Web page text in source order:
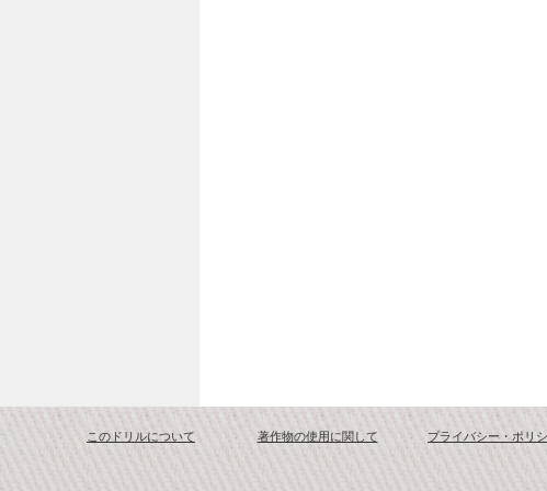
このドリルについて 著作物の使用に関して プライバシー・ポリ